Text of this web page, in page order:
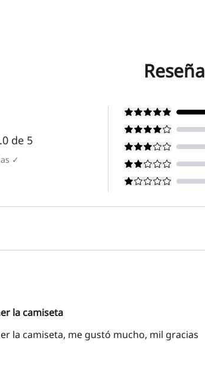
de 5
✓
la camiseta
la camiseta, me gustó mucho, mil gracias